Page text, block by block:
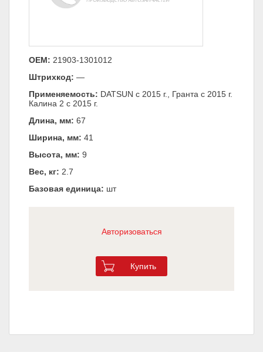
ОЕМ: 21903-1301012
Штрихкод: —
Применяемость: DATSUN с 2015 г., Гранта с 2015 г.
Калина 2 с 2015 г.
Длина, мм: 67
Ширина, мм: 41
Высота, мм: 9
Вес, кг: 2.7
Базовая единица: шт
Авторизоваться
Купить